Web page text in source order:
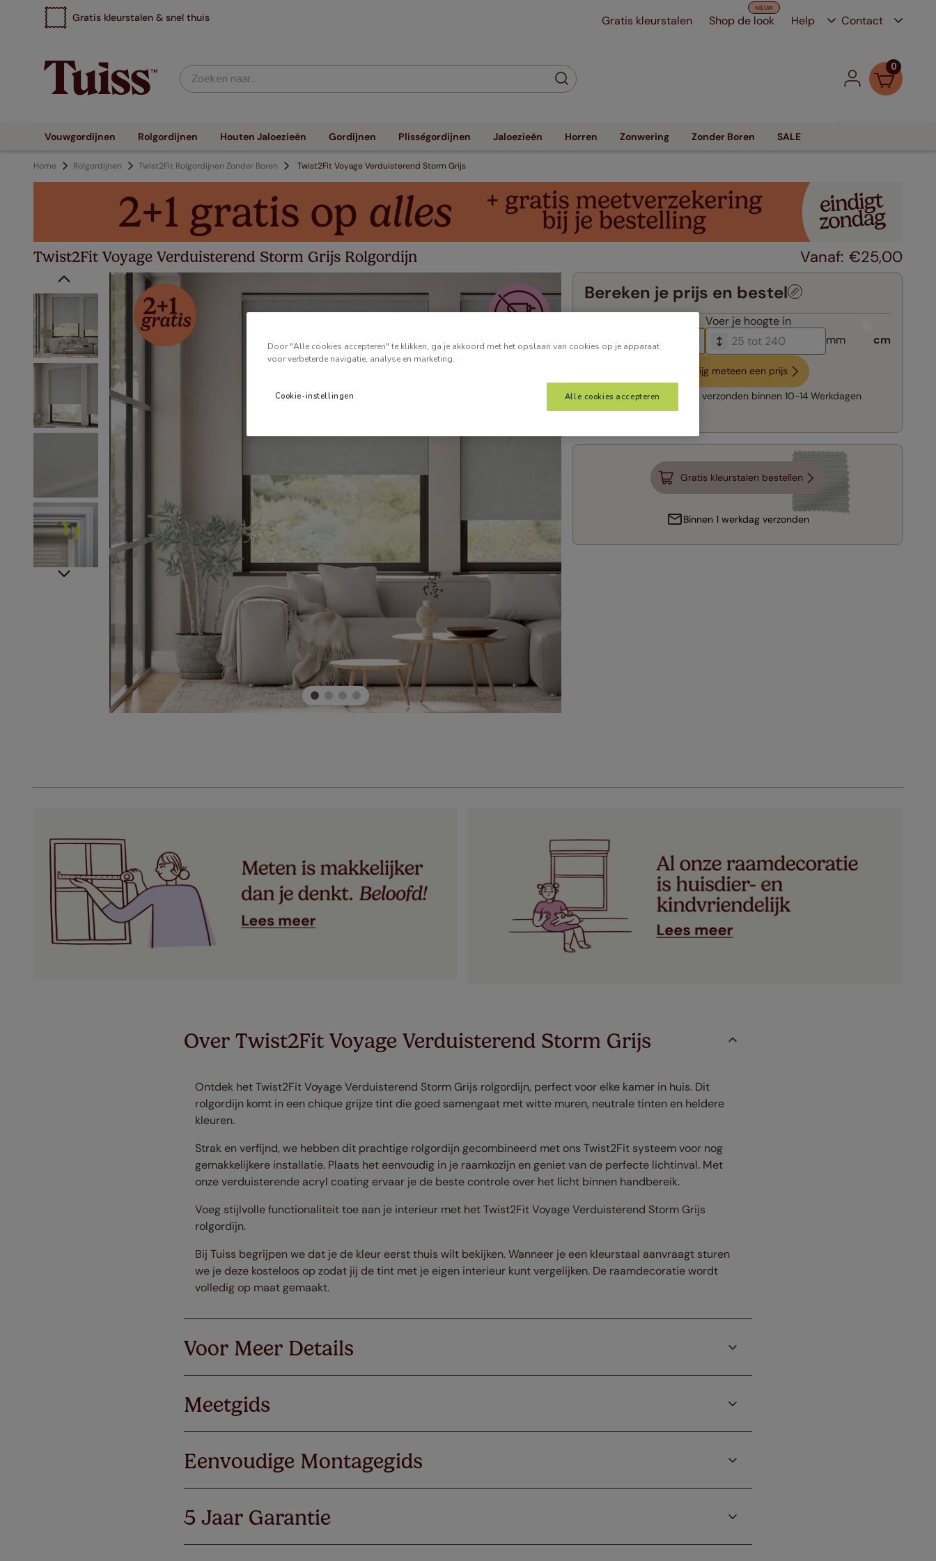
Gratis kleurstalen & snel thuis Gratis kleurstalen Shop de look Help Contact
Zoeken naar... 0
Vouwgordijnen Rolgordijnen Houten Jaloezieën Gordijnen Plisségordijnen Jaloezieën Horren Zonwering Zonder Boren SALE
Home Rolgordijnen Twist2Fit Rolgordijnen Zonder Boren Twist2Fit Voyage Verduisterend Storm Grijs
Twist2Fit Voyage Verduisterend Storm Grijs Rolgordijn €25,00
Bereken je prijs en bestel
Voer je hoogte in
mm
cm
Krijg meteen een prijs
Snelle levering:
verzonden binnen 10-14 Werkdagen
Gratis kleurstalen bestellen
Binnen 1 werkdag verzonden
Over Twist2Fit Voyage Verduisterend Storm Grijs
Ontdek het Twist2Fit Voyage Verduisterend Storm Grijs rolgordijn, perfect voor elke kamer in huis. Dit
rolgordijn komt in een chique grijze tint die goed samengaat met witte muren, neutrale tinten en heldere
kleuren.
Strak en verfijnd, we hebben dit prachtige rolgordijn gecombineerd met ons Twist2Fit systeem voor nog
gemakkelijkere installatie. Plaats het eenvoudig in je raamkozijn en geniet van de perfecte lichtinval. Met
onze verduisterende acryl coating ervaar je de beste controle over het licht binnen handbereik.
Voeg stijlvolle functionaliteit toe aan je interieur met het Twist2Fit Voyage Verduisterend Storm Grijs
rolgordijn.
Bij Tuiss begrijpen we dat je de kleur eerst thuis wilt bekijken. Wanneer je een kleurstaal aanvraagt sturen
we je deze kosteloos op zodat jij de tint met je eigen interieur kunt vergelijken. De raamdecoratie wordt
volledig op maat gemaakt.
Voor Meer Details
Meetgids
Eenvoudige Montagegids
5 Jaar Garantie
Door "Alle cookies accepteren" te klikken, ga je akkoord met het opslaan van cookies op je apparaat
voor verbeterde navigatie, analyse en marketing.
Cookie-instellingen Alle cookies accepteren